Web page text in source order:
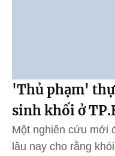
'Thủ phạm'
sinh khối ở
Một nghiên cứu mới
lâu nay cho rằng